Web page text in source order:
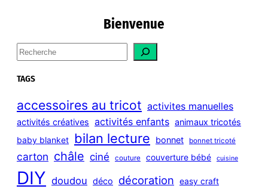
Bienvenue
S
e
a
c
h
TAGS
accessoires au tricot activites manuelles
activités créatives activités enfants animaux tricotés
baby blanket bilan lecture bonnet bonnet tricoté
carton châle ciné couture couverture bébé cuisine
DIY doudou déco décoration easy craft